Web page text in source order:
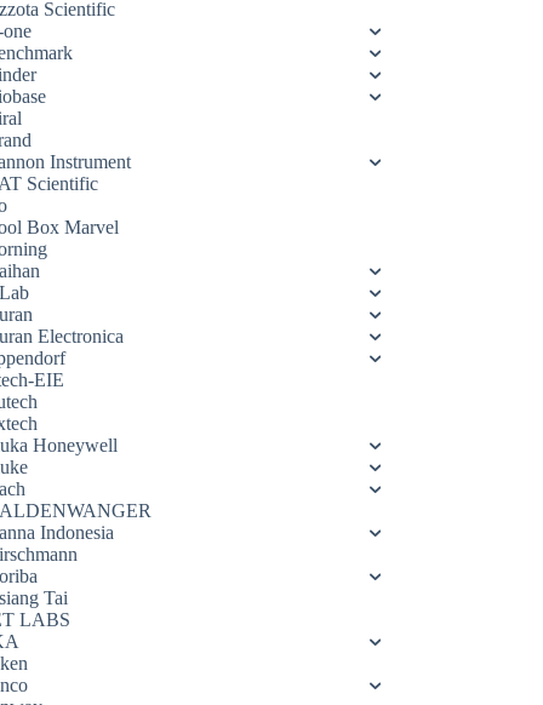
Scientific
Instrument
Scientific
Box Marvel
Electronica
EIE
Honeywell
Indonesia
Tai
LABS